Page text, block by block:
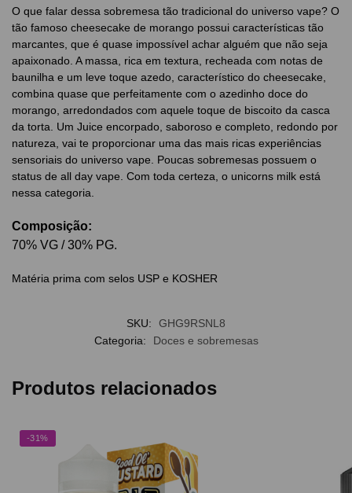
O que falar dessa sobremesa tão tradicional do universo vape? O
tão famoso cheesecake de morango possui características tão
marcantes, que é quase impossível achar alguém que não seja
apaixonado. A massa, rica em textura, recheada com notas de
baunilha e um leve toque azedo, característico do cheesecake,
combina quase que perfeitamente com o azedinho doce do
morango, arredondados com aquele toque de biscoito da casca
da torta. Um Juice encorpado, saboroso e completo, redondo por
natureza, vai te proporcionar uma das mais ricas experiências
sensoriais do universo vape. Poucas sobremesas possuem o
status de all day vape. Com toda certeza, o unicorns milk está
nessa categoria.
Composição:
70% VG / 30% PG.
Matéria prima com selos USP e KOSHER
SKU:
GHG9RSNL8
Categoria:
Doces e sobremesas
Produtos relacionados
-31%